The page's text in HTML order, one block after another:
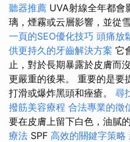
聽器推薦 UVA射線全年都會
璃，煙霧或云層影響，並從
一頁的SEO優化技巧 頭痛放
供更持久的牙齒解決方案 它
止，對於長期暴露於皮膚而
更嚴重的後果。 重要的是要
打滑或爆炸黑頭和痤瘡。 尋
撥筋美容療程 合法專業的徵
要在皮膚上留下白色，油膩
療法 SPF 高效的關鍵字策略